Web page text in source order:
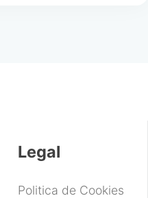
Legal
Politica de Cookies